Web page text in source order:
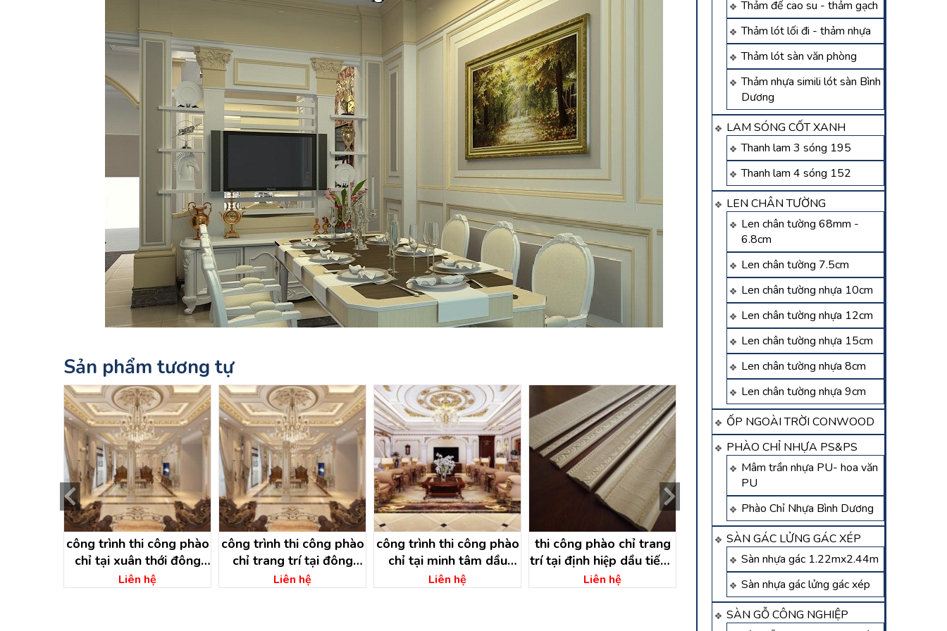
Thảm đế cao su - thảm gạch
Thảm lót lối đi - thảm nhựa
Thảm lót sàn văn phòng
Thảm nhựa simili lót sàn Bình
Dương
LAM SÓNG CỐT XANH
Thanh lam 3 sóng 195
Thanh lam 4 sóng 152
LEN CHÂN TƯỜNG
Len chân tường 68mm -
6.8cm
Len chân tường 7.5cm
Len chân tường nhựa 10cm
Len chân tường nhựa 12cm
Len chân tường nhựa 15cm
Len chân tường nhựa 8cm
Len chân tường nhựa 9cm
ỐP NGOÀI TRỜI CONWOOD
PHÀO CHỈ NHỰA PS&PS
Mâm trần nhựa PU- hoa văn
PU
Phào Chỉ Nhựa Bình Dương
SÀN GÁC LỬNG GÁC XÉP
Sàn nhựa gác 1.22mx2.44m
Sàn nhựa gác lửng gác xép
SÀN GỖ CÔNG NGHIỆP
Sản phẩm tương tự
công trình thi công phào
chỉ tại xuân thới đông
hóc môn – hồ chí minh
Liên hệ
công trình thi công phào
chỉ trang trí tại đông
thạnh hóc môn – hồ chí
Liên hệ
công trình thi công phào
chỉ tại minh tâm dầu
tiếng – bình dương
Liên hệ
thi công phào chỉ trang
trí tại định hiệp dầu tiếng
– bình dương
Liên hệ
công trình thi công phào
chỉ trang trí tại trung
chánh hóc môn- hồ chí
minh
Liên hệ
công trình thi
chỉ tại xuân thới
môn – hồ chí